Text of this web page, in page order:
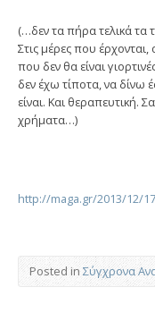
(…δεν τα πήρα τελικά τα
Στις μέρες που
που δεν θα είναι
δεν έχω τίποτα, να δίνω
είναι. Και θεραπευτική.
χρήματα…)
http://maga.gr/2013/12/
Posted in Σύγχρονα